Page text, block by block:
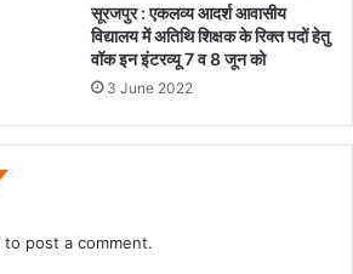
सूरजपुर : एकलव्य आदर्श आवासीय
विद्यालय में अतिथि शिक्षक के रिक्त पदों हेतु
वॉक इन इंटरव्यू 7 व 8 जून को
3 June 2022
to post a comment.